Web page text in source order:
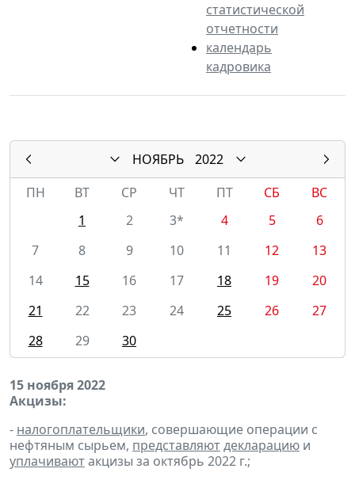
статистической
отчетности
календарь
кадровика
НОЯБРЬ
2022
ПН
ВТ СР ЧТ ПТ СБ
ВС
1
2 3* 4 5
6
7
8 9 10 11 12
13
14
15 16 17 18 19
20
21
22 23 24 25 26
27
28
29 30
15 ноября 2022
Акцизы:
- налогоплательщики, совершающие операции с
нефтяным сырьем, представляютдекларацию и
уплачиваютакцизы за октябрь 2022 г.;